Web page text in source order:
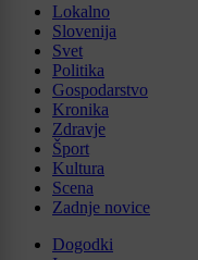
Lokalno
Slovenija
Svet
Politika
Gospodarstvo
Kronika
Zdravje
Šport
Kultura
Scena
Zadnje novice
Dogodki